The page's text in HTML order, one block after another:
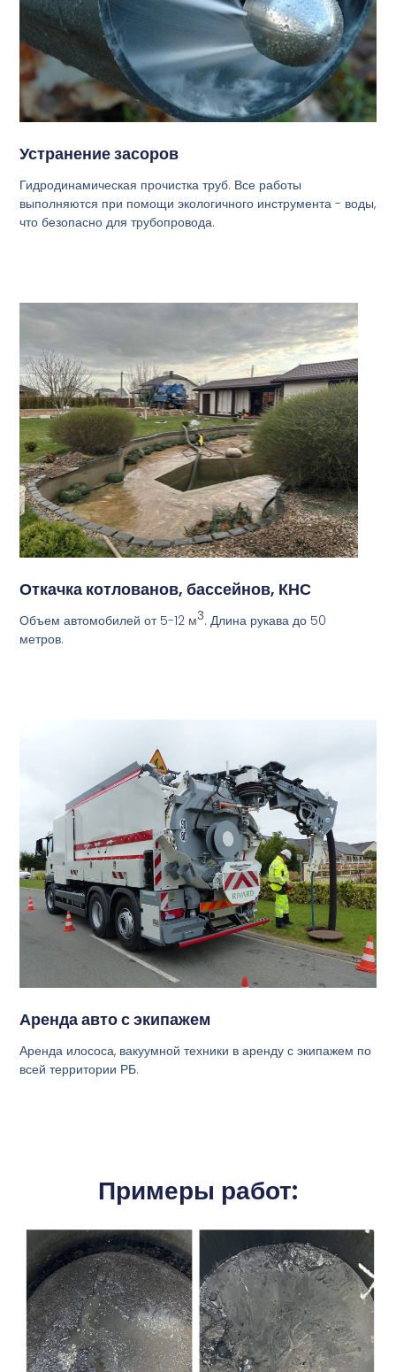
Устранение засоров
Гидродинамическая прочистка труб. Все работы
выполняются при помощи экологичного инструмента - воды,
что безопасно для трубопровода.
Откачка котлованов, бассейнов, КНС
Объем автомобилей от 5-12 м3. Длина рукава до 50
метров.
Аренда авто с экипажем
Аренда илососа, вакуумной техники в аренду с экипажем по
всей территории РБ.
Примеры работ: